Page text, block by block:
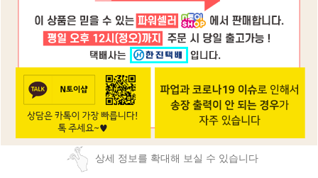
상세 정보를 확대해 보실 수 있습니다